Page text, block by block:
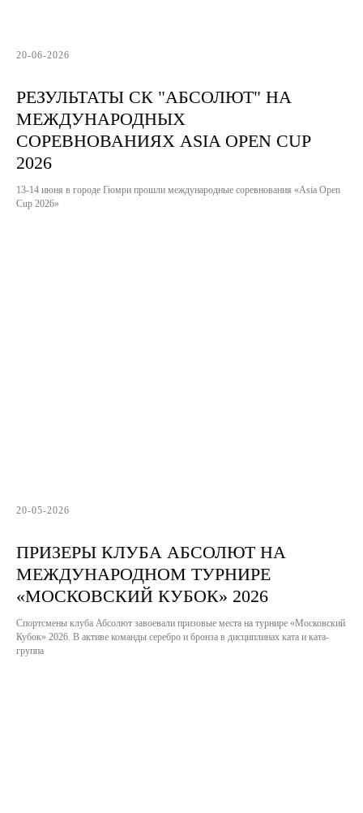
20-06-2026
РЕЗУЛЬТАТЫ СК "АБСОЛЮТ" НА
МЕЖДУНАРОДНЫХ
СОРЕВНОВАНИЯХ ASIA OPEN CUP
2026
13-14 июня в городе Гюмри прошли международные соревнования «Asia Open
Cup 2026»
20-05-2026
ПРИЗЕРЫ КЛУБА АБСОЛЮТ НА
МЕЖДУНАРОДНОМ ТУРНИРЕ
«МОСКОВСКИЙ КУБОК» 2026
Спортсмены клуба Абсолют завоевали призовые места на турнире «Московский
Кубок» 2026. В активе команды серебро и бронза в дисциплинах ката и ката-
группа